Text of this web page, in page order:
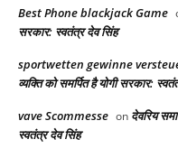
Best Phone blackjack Game
सरकार: स्वतंत्र देव सिंह
sportwetten gewinne
व्यक्ति को समर्पित है योगी सरकार:
vave Scommesse on देवरिय
स्वतंत्र देव सिंह